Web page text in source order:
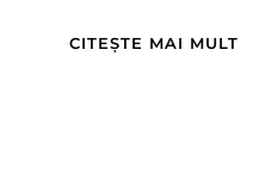
CITEȘTE MAI MULT